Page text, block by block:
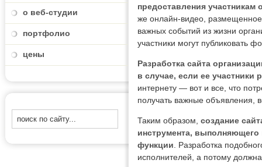
о веб-студии
портфолио
цены
предоставления
же онлайн-видео,
важных событий из жизни
участники могут публиковать
Разработка сайта
в случае, если ее
интернету — вот и все, что
получать важные объявления,
Таким образом, создание
инструмента,
функции . Разработка
исполнителей, а потому